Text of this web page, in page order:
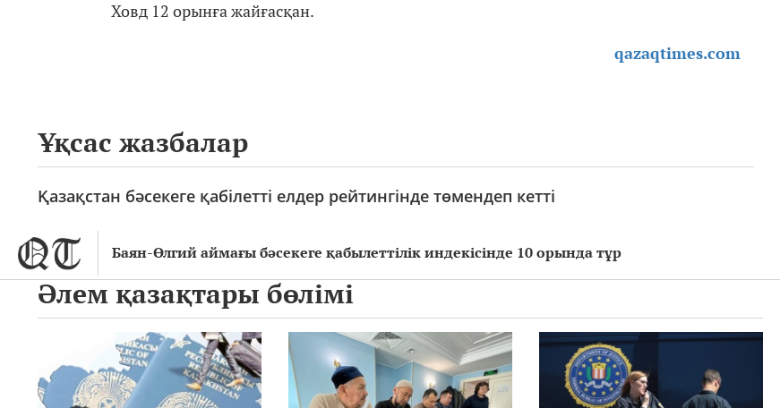
Баян-Өлгий аймағы бәсекеге қабылеттілік индекісінде 10 орында тұр
Ховд 12 орынға жайғасқан.
qazaqtimes.com
Ұқсас жазбалар
Қазақстан бәсекеге қабілетті елдер рейтингінде төмендеп кетті
Әлем қазақтары бөлімі